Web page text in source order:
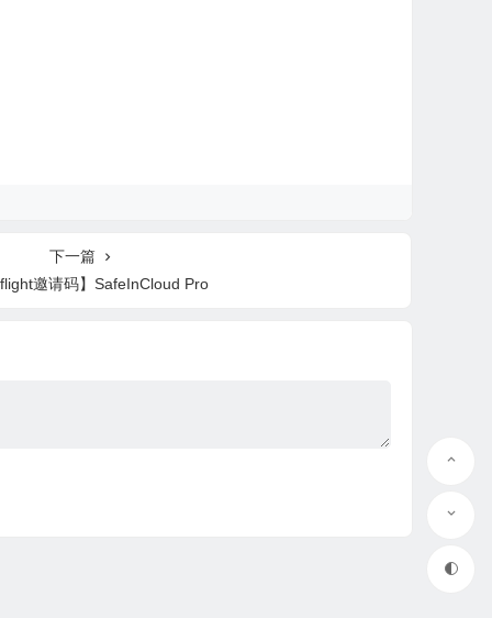
下一篇
邀请码】SafeInCloud Pro